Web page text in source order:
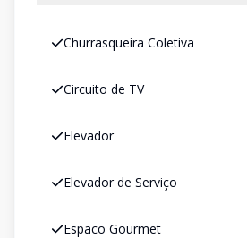
Churrasqueira Coletiva
Circuito de TV
Elevador
Elevador de Serviço
Espaco Gourmet